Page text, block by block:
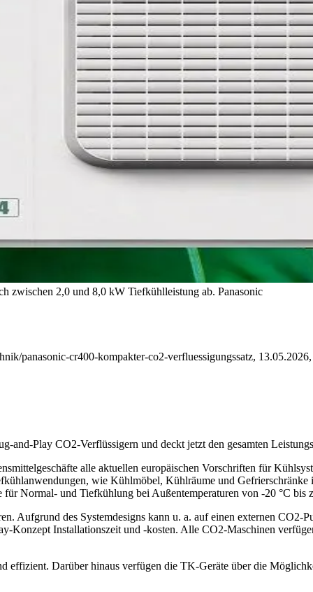
zwischen 2,0 und 8,0 kW Tiefkühlleistung ab. Panasonic
panasonic-cr400-kompakter-co2-verfluessigungssatz,
and-Play CO2-Verflüssigern und deckt jetzt den gesamten
alle aktuellen europäischen Vorschriften für
wie Kühlmöbel, Kühlräume und
Normal- und Tiefkühlung bei Außentemperaturen von -20 °C bis
Aufgrund des Systemdesigns kann u. a. auf einen externen
Konzept Installationszeit und -kosten. Alle CO2-Maschinen
effizient. Darüber hinaus verfügen die TK-Geräte über die